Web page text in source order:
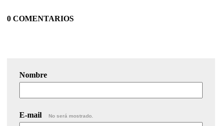
0 COMENTARIOS
Nombre
E-mail No será mostrado.